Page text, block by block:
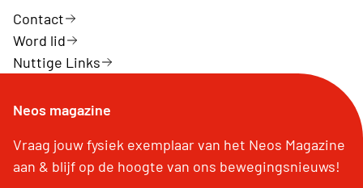
Contact
Word lid
Nuttige Links
Neos magazine
Vraag jouw fysiek exemplaar van het Neos Magazine
aan & blijf op de hoogte van ons bewegingsnieuws!